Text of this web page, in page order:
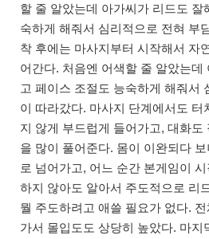
할 줄 알았는데 아가씨가 리드도 잘
숙하게 해줘서 심리적으로 전혀 부
착 후에는 마사지부터 시작해서 자
어간다. 처음엔 어색할 줄 알았는데
고 페이스 조절도 능숙하게 해줘서
이 따라갔다. 마사지 단계에서도 터
지 않게 부드럽게 들어가고, 대화도
을 많이 풀어준다. 몸이 이완되다
로 넘어가고, 어느 순간 본게임이
하지 않아도 알아서 주도적으로 리
뭘 주도하려고 애쓸 필요가 없다.
가서 몰입도도 상당히 높았다. 마지